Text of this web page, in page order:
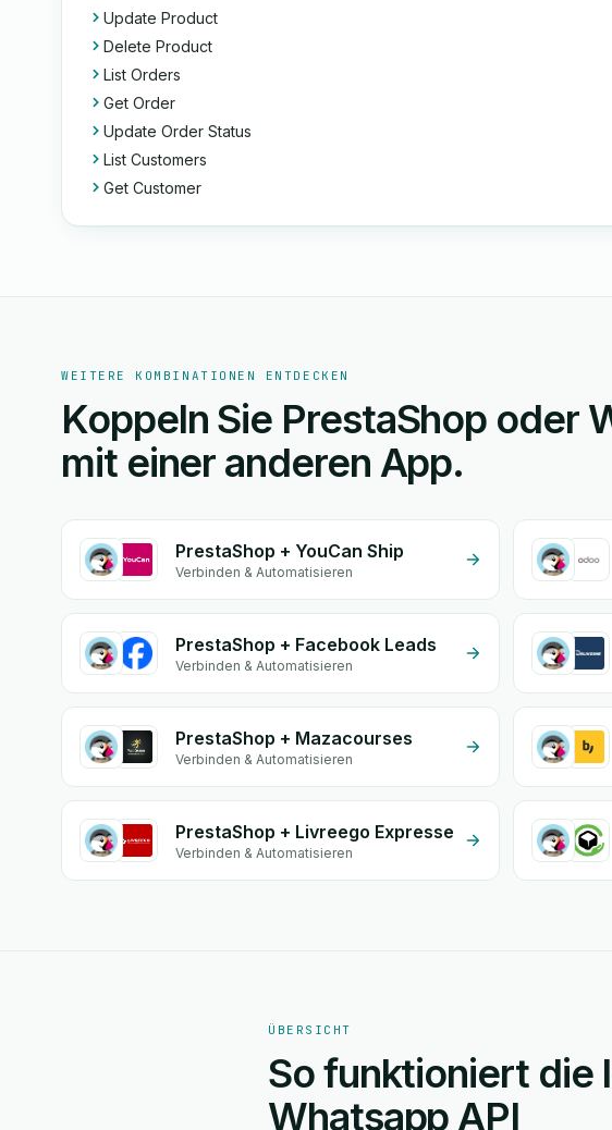
Update Product
Delete Product
List Orders
Get Order
Update Order Status
List Customers
Get Customer
WEITERE KOMBINATIONEN ENTDECKEN
Koppeln Sie PrestaShop oder
mit einer anderen App.
PrestaShop + YouCan Ship
Verbinden & Automatisieren
PrestaShop + Facebook Leads
Verbinden & Automatisieren
PrestaShop + Mazacourses
Verbinden & Automatisieren
PrestaShop + Livreego Expresse
Verbinden & Automatisieren
ÜBERSICHT
So funktioniert die
Whatsapp API